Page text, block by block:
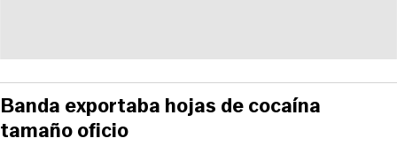
Banda exportaba hojas de cocaína
tamaño oficio